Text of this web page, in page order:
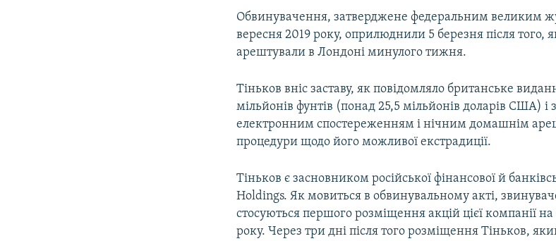
Обвинувачення, затверджене федеральним великим
вересня 2019 року, оприлюднили 5 березня після того,
арештували в Лондоні минулого тижня.
Тіньков вніс заставу, як повідомляло британське
мільйонів фунтів (понад 25,5 мільйонів доларів США) і
електронним спостереженням і нічним домашнім
процедури щодо його можливої екстрадиції.
Тіньков є засновником російської фінансової й
Holdings. Як мовиться в обвинувальному акті,
стосуються першого розміщення акцій цієї компанії
року. Через три дні після того розміщення Тіньков,